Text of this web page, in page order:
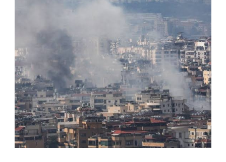
Israel
:
हिजबुल्लाहचा
इस्रायलवर
सर्वात
मोठा
हल्ला,
4